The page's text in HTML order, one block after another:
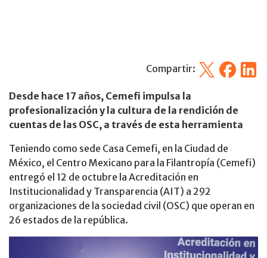
Compartir: X Facebook
Desde hace 17 años, Cemefi impulsa la
profesionalización y la cultura de la rendición de
cuentas de las OSC, a través de esta herramienta
Teniendo como sede Casa Cemefi, en la Ciudad de
México, el Centro Mexicano para la Filantropía (Cemefi)
entregó el 12 de octubre la Acreditación en
Institucionalidad y Transparencia (AIT) a 292
organizaciones de la sociedad civil (OSC) que operan en
26 estados de la república.